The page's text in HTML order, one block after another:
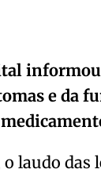
e da
laudo das